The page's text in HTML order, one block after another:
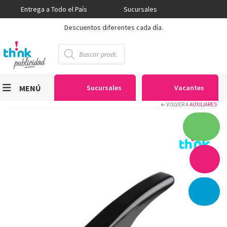
Entrega a Todo el País
Sucursales
Descuentos diferentes cada día.
Búsqueda
de
productos
Sucursales Vacantes
MENÚ
Equipos
Seguridad
VOLVER AAUXILIARES